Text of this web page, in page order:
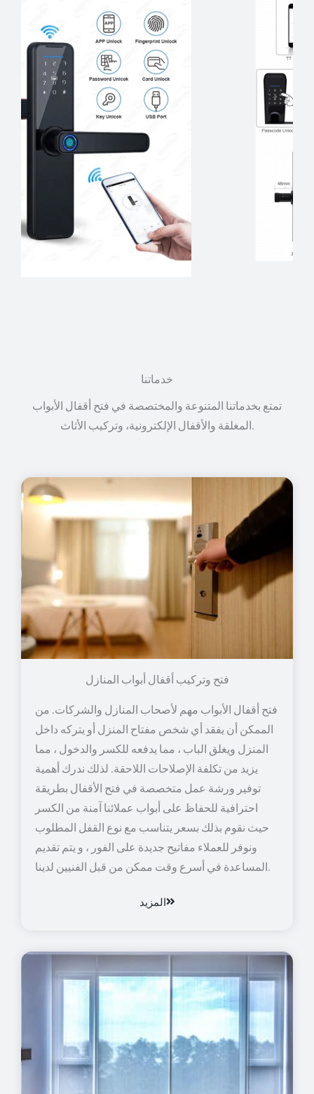
خدماتنا
تمتع بخدماتنا المتنوعة والمختصصة في فتح أقفال الأبواب
فتح وتركيب أقفال أبواب المنازل
فتح أقفال الأبواب مهم لأصحاب المنازل والشركات. من
الممكن أن يفقد أي شخص مفتاح المنزل أو يتركه داخل
المنزل ويغلق الباب ، مما يدفعه للكسر والدخول ، مما
يزيد من تكلفة الإصلاحات اللاحقة. لذلك ندرك أهمية
توفير ورشة عمل متخصصة في فتح الأقفال بطريقة
احترافية للحفاظ على أبواب عملائنا آمنة من الكسر
حيث نقوم بذلك بسعر يتناسب مع نوع القفل المطلوب
ونوفر للعملاء مفاتيح جديدة على الفور ، و يتم تقديم
المساعدة في أسرع وقت ممكن من قبل الفنيين لدينا.
المزيد